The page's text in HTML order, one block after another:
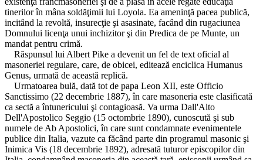
tinerilor în mâna soldăţimii lui Loyola. Ea ameninţă pacea publică,
incitând la revoltă, insurecţie şi asasinate, facând din rugaciunea
Domnului licenţa unui inchizitor şi din Predica de pe Munte, un
mandat pentru crimă.
Răspunsul lui Albert Pike a devenit un fel de text oficial al
masoneriei regulare, care, de obicei, editează enciclica Humanus
Genus, urmată de această replică.
Urmatoarea bulă, dată tot de papa Leon XII, este Officio
Sanctissimo (22 decembrie 1887), în care masoneria este clasificată
ca sectă a întunericului şi contagioasă. Va urma Dall'Alto
Dell'Apostolico Seggio (15 octombrie 1890), cunoscută şi sub
numele de Ab Apostolici, în care sunt condamnate evenimentele
publice din Italia, vazute ca făcând parte din programul masonic şi
Inimica Vis (18 decembrie 1892), adresată tuturor episcopilor din